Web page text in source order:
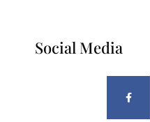
Social Media